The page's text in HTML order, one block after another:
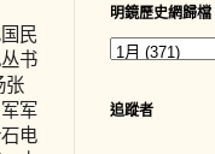
民
书
张
军
电
明鏡歷史網歸檔
追蹤者